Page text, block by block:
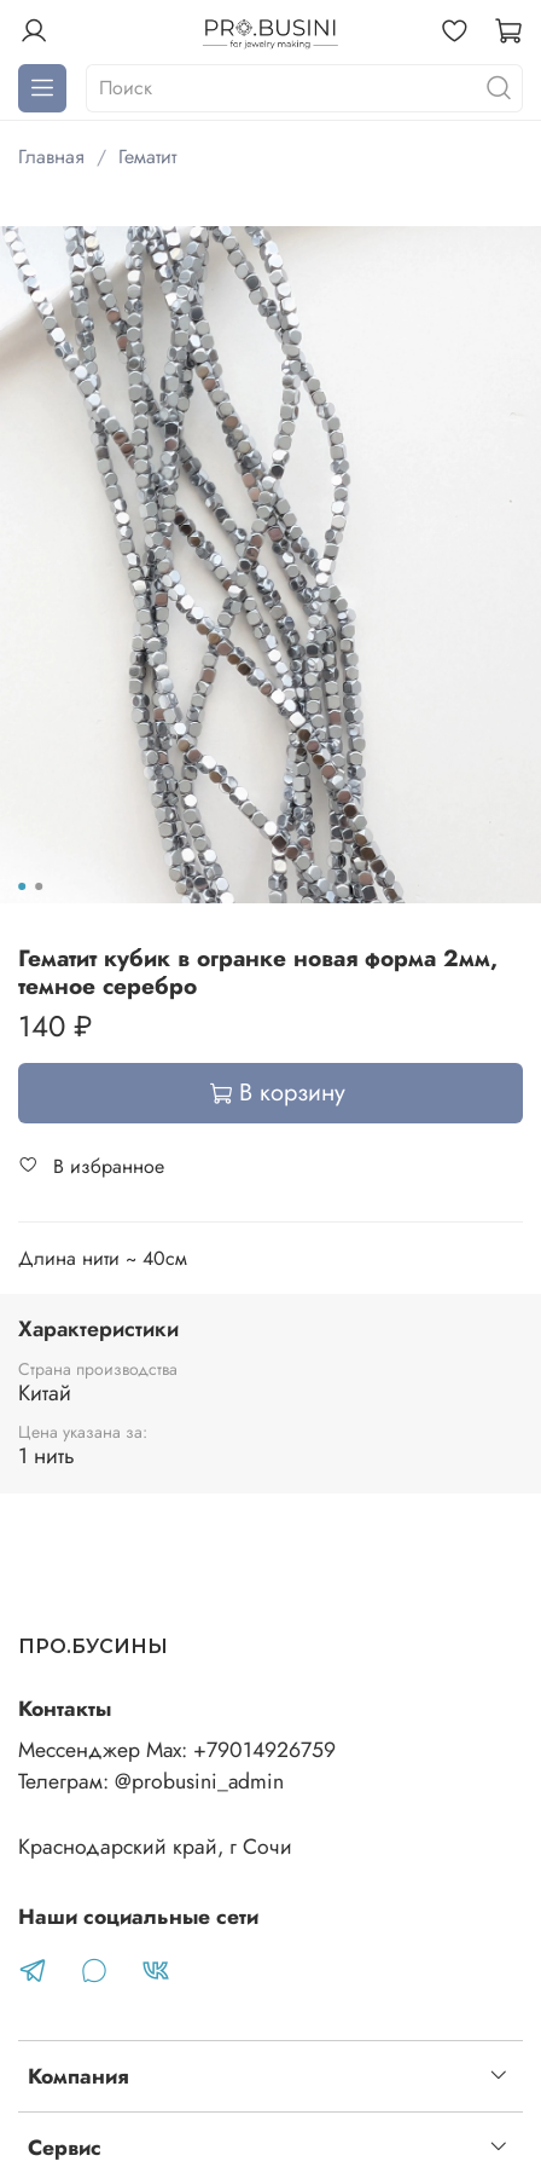
Главная Гематит
Гематит кубик в огранке новая форма 2мм,
темное серебро
140 ₽
В корзину
В избранное
Длина нити ~ 40см
Характеристики
Страна производства
Китай
Цена указана за:
1 нить
ПРО.БУСИНЫ
Компания
Сервис
Контакты
Мессенджер Max: +79014926759
Телеграм: @probusini_admin
Краснодарский край, г Сочи
Наши социальные сети